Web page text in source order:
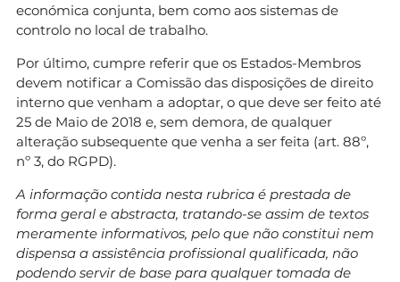
económica conjunta, bem como aos sistemas de
controlo no local de trabalho.
Por último, cumpre referir que os Estados-Membros
devem notificar a Comissão das disposições de direito
interno que venham a adoptar, o que deve ser feito até
25 de Maio de 2018 e, sem demora, de qualquer
alteração subsequente que venha a ser feita (art. 88º,
nº 3, do RGPD).
A informação contida nesta rubrica é prestada de
forma geral e abstracta, tratando-se assim de textos
meramente informativos, pelo que não constitui nem
dispensa a assistência profissional qualificada, não
podendo servir de base para qualquer tomada de